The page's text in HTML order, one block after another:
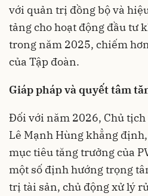
với quản trị đồng bộ và
tảng cho hoạt động đầu tư
trong năm 2025, chiếm
của Tập đoàn.
Giáp phápvà quyết tâm
Đối với năm 2026, Chủ
Lê Mạnh Hùng khẳng
mục tiêu tăng trưởng của
một số định hướng trọng
trị tài sản, chủ động xử lý